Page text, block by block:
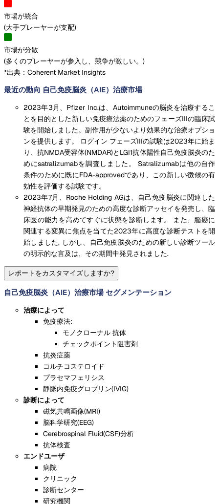
市場が統合
(大手プレーヤーが支配)
市場が分散
(多くのプレーヤーが参入し、競争が激しい。 )
*出典：Coherent Market Insights
最近の動向 自己免疫脳炎（AIE）治療市場
2023年3月、Pfizer Inc.は、Autoimmuneの脳炎を治療するこ
とを目的とした新しい免疫療法薬のためのフェーズIIIの臨床試
験を開始しました。副作用が少ないより効果的な治療オプショ
ンを提供します。 ログイン フェーズIIIの試験は2023年に始ま
り、抗NMDA受容体(NMDAR)とLGI1抗体陽性自己免疫脳炎のた
めにsatralizumabを調査しました。 Satralizumabは他の自作
条件のために既にFDA-approvedであり、この新しい徴候の有
効性を評価する試験です。
2023年7月、Roche Holding AGは、自己免疫脳炎に関連した
神経抗体の早期発見のための高度な診断アッセイを発売し、臨
床医の能力を高めてすぐに状態を診断します。 また、脳癌に
関連する変異に焦点を当てた2023年に高度な診断テストを開
始しました, しかし、自己免疫脳炎のための新しい診断ツール
の明示的な言及は、その期間中発見されました.
レポートをカスタマイズしますか?
自己免疫脳炎（AIE）治療市場 セグメンテーション
治療によって
免疫療法:
モノクローナル 抗体
チェックポイント阻害剤
抗炎症薬
コルチコステロイド
プラセマフェリシス
静脈内免疫グロブリン(IVIG)
診断によって
磁気共鳴画像(MRI)
脳科学研究(EEG)
Cerebrospinal Fluid(CSF)分析
抗体検査
エンドユーザ
病院
クリニック
診断センター
研究機関